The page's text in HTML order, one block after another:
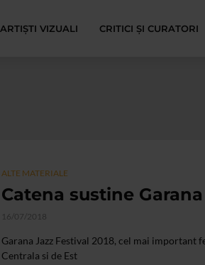
ARTIȘTI VIZUALI CRITICI ȘI CURATORI
ALTE MATERIALE
Catena sustine
16/07/2018
Garana Jazz Festival 2018, cel mai important
Centrala si de Est